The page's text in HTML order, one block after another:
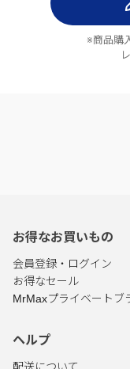
※商品購
お得なお買いもの
会員登録・ログイン
お得なセール
MrMaxプライベートブ
ヘルプ